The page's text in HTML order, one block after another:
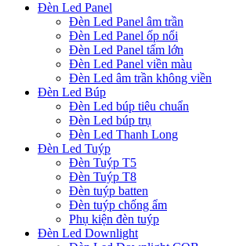
Đèn Led Panel
Đèn Led Panel âm trần
Đèn Led Panel ốp nổi
Đèn Led Panel tấm lớn
Đèn Led Panel viền màu
Đèn Led âm trần không viền
Đèn Led Búp
Đèn Led búp tiêu chuẩn
Đèn Led búp trụ
Đèn Led Thanh Long
Đèn Led Tuýp
Đèn Tuýp T5
Đèn Tuýp T8
Đèn tuýp batten
Đèn tuýp chống ẩm
Phụ kiện đèn tuýp
Đèn Led Downlight